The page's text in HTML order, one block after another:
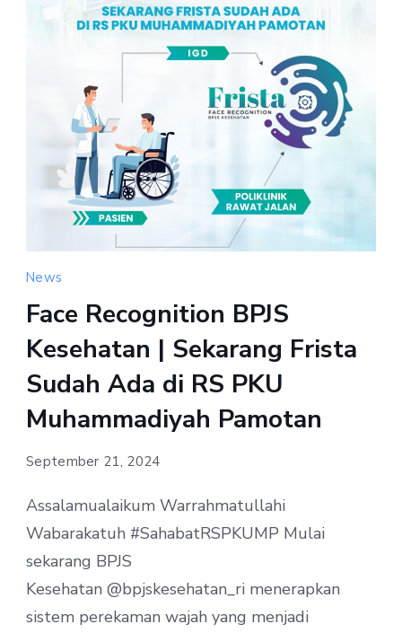
News
Face Recognition BPJS
Kesehatan | Sekarang Frista
Sudah Ada di RS PKU
Muhammadiyah Pamotan
September 21, 2024
Assalamualaikum Warrahmatullahi
Wabarakatuh #SahabatRSPKUMP Mulai
sekarang BPJS
Kesehatan @bpjskesehatan_ri menerapkan
sistem perekaman wajah yang menjadi